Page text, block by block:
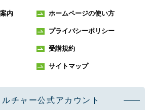
内 ホームページの使い方
プライバシーポリシー
受講規約
サイトマップ
チャー公式アカウント